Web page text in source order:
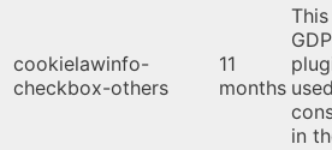
cookielawinfo-
checkbox-others
11
months
in